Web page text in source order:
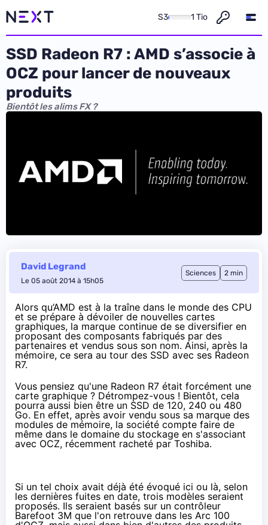
S3 1 Tio
SSD Radeon R7 : AMD s’associe à
OCZ pour lancer de nouveaux
produits
Bientôt les alims FX ?
David Legrand
Le 05 août 2014 à 15h05
Sciences 2 min
Alors qu’AMD est à la traîne dans le monde des CPU
et se prépare à dévoiler de nouvelles cartes
graphiques, la marque continue de se diversifier en
proposant des composants fabriqués par des
partenaires et vendus sous son nom. Ainsi, après la
mémoire, ce sera au tour des SSD avec ses Radeon
R7.
Vous pensiez qu'une Radeon R7 était forcément une
carte graphique ? Détrompez-vous ! Bientôt, cela
pourra aussi bien être un SSD de 120, 240 ou 480
Go. En effet, après avoir vendu sous sa marque des
modules de mémoire, la société compte faire de
même dans le domaine du stockage en s'associant
avec OCZ, récemment racheté par Toshiba.
Si un tel choix avait déjà été évoqué ici ou là, selon
les dernières fuites en date, trois modèles seraient
proposés. Ils seraient basés sur un contrôleur
Barefoot 3M que l'on retrouve dans les Arc 100